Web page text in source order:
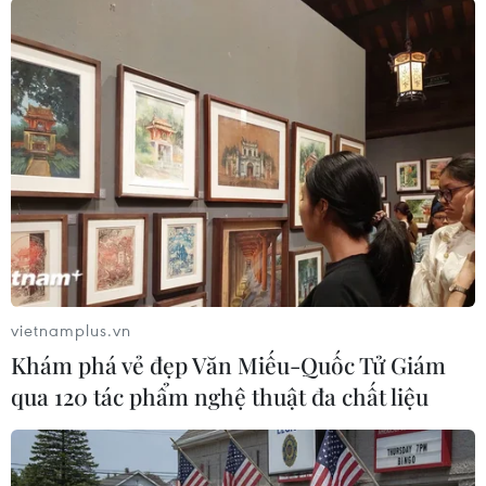
ASEAN Cup 2026: Truyền
thông châu Á ca ngợi chiến
thắng của tuyển Việt Nam
07/08/2026 22:58
HLV Kim Sang-sik: 'Tôi
mong Đình Bắc vươn xa
hơn tầm Đông Nam Á'
07/08/2026 16:54
ASEAN Cup 2026: Tuyển
Đình Bắc rực sáng với cú
vietnamplus.vn
Khám phá vẻ đẹp Văn Miếu-Quốc Tử Giám
qua 120 tác phẩm nghệ thuật đa chất liệu